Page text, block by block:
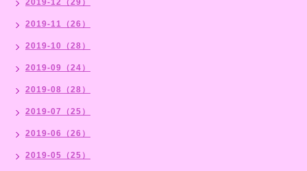
2019-11（26）
2019-10（28）
2019-09（24）
2019-08（28）
2019-07（25）
2019-06（26）
2019-05（25）